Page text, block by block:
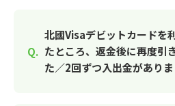
北國Visaデビットカードを
たところ、返金後に再度引
た／2回ずつ入出金があり